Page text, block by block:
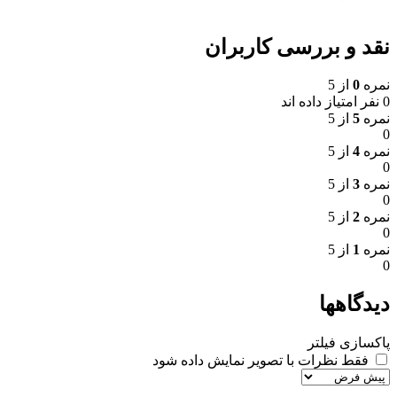
نقد و بررسی کاربران
نمره 0 از 5
0 نفر امتیاز داده اند
نمره 5 از 5
0
نمره 4 از 5
0
نمره 3 از 5
0
نمره 2 از 5
0
نمره 1 از 5
0
دیدگاهها
پاکسازی فیلتر
فقط نظرات با تصویر نمایش داده شود